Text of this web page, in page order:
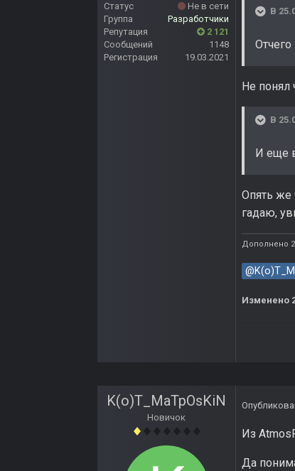
Статус
Не в сети
Группа
Разработчики
Репутация
2 121
Сообщений
1148
Регистрация
19.03.2021
В
Не понял
В
И еще
Опять же
гадаю,
Дополнено
Изменено
K(o)T_MaTpOsKiN
Новичок
Из
Да